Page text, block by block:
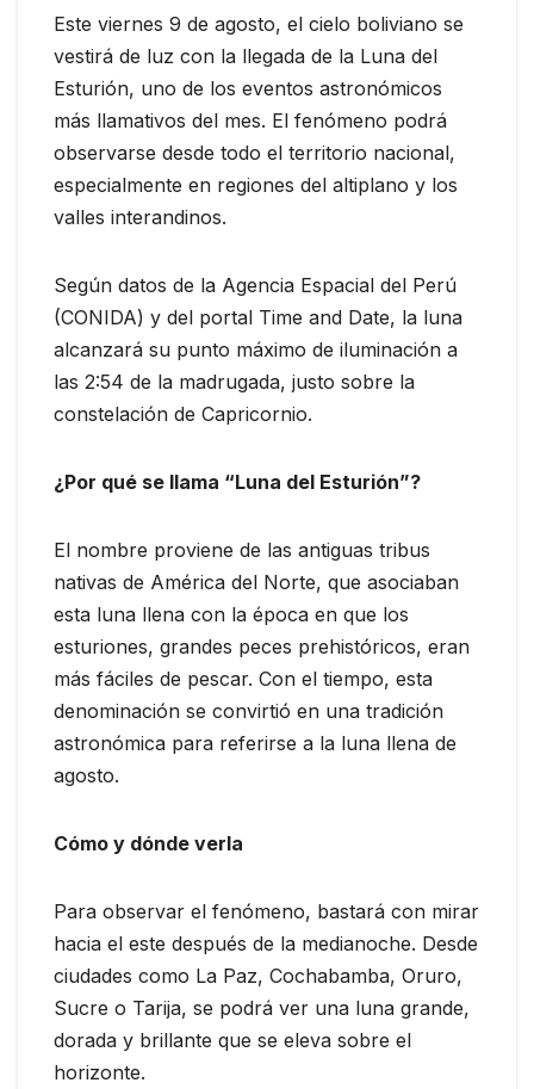
Este viernes 9 de agosto, el cielo boliviano se
vestirá de luz con la llegada de la Luna del
Esturión, uno de los eventos astronómicos
más llamativos del mes. El fenómeno podrá
observarse desde todo el territorio nacional,
especialmente en regiones del altiplano y los
valles interandinos.
Según datos de la Agencia Espacial del Perú
(CONIDA) y del portal Time and Date, la luna
alcanzará su punto máximo de iluminación a
las 2:54 de la madrugada, justo sobre la
constelación de Capricornio.
¿Por qué se llama “Luna del Esturión”?
El nombre proviene de las antiguas tribus
nativas de América del Norte, que asociaban
esta luna llena con la época en que los
esturiones, grandes peces prehistóricos, eran
más fáciles de pescar. Con el tiempo, esta
denominación se convirtió en una tradición
astronómica para referirse a la luna llena de
agosto.
Cómo y dónde verla
Para observar el fenómeno, bastará con mirar
hacia el este después de la medianoche. Desde
ciudades como La Paz, Cochabamba, Oruro,
Sucre o Tarija, se podrá ver una luna grande,
dorada y brillante que se eleva sobre el
horizonte.